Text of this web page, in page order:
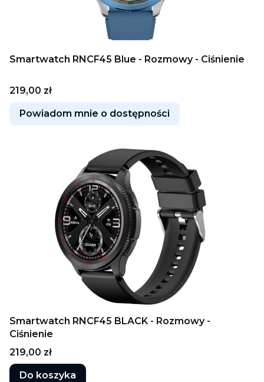
Smartwatch RNCF45 Blue - Rozmowy - Ciśnienie
Cena
219,00 zł
Powiadom mnie o dostępności
Smartwatch RNCF45 BLACK - Rozmowy -
Ciśnienie
Cena
219,00 zł
Do koszyka